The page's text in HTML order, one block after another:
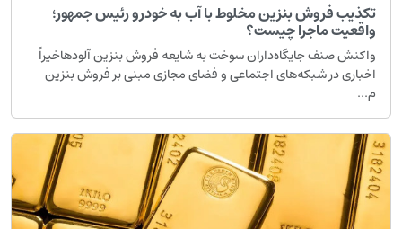
تکذیب فروش بنزین مخلوط با آب به خودرو رئیس جمهور؛
واقعیت ماجرا چیست؟
واکنش صنف جایگاه‌داران سوخت به شایعه فروش بنزین آلودهاخیراً
اخباری در شبکه‌های اجتماعی و فضای مجازی مبنی بر فروش بنزین
م...